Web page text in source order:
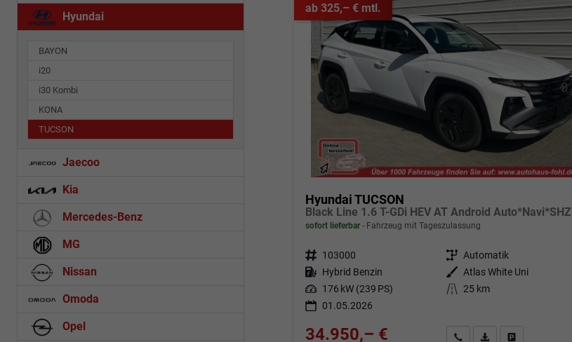
ab 325,– € mtl.
Hyundai TUCSON
sofort lieferbar Fahrzeug mit Tageszulassung
Fahrzeugnr. 103000 Getriebe Automatik
Kraftstoff Hybrid Benzin Außenfarbe Atlas White Uni
Leistung 176 kW (239 PS) Kilometerstand 25 km
01.05.2026
34.950,– € Angebot anfordern
Fahrzeugexpose (PDF)
Hyundai
BAYON
i20
i30 Kombi
KONA
TUCSON
Jaecoo
Kia
Mercedes-Benz
MG
Nissan
Omoda
Opel